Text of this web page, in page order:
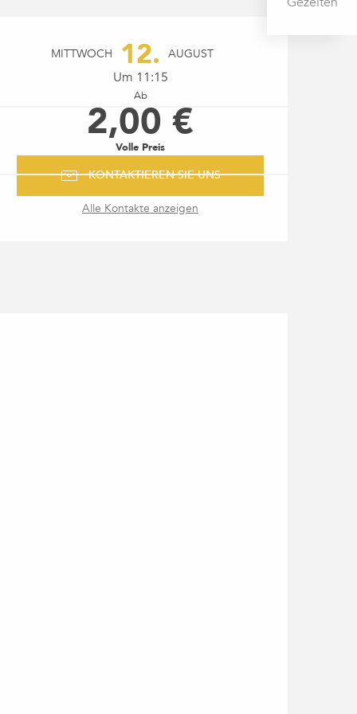
&
MITTWOCH 12. AUGUST
Um 11:15
Ab
2,00 €
Volle Preis
KONTAKTIEREN SIE UNS
Alle Kontakte anzeigen